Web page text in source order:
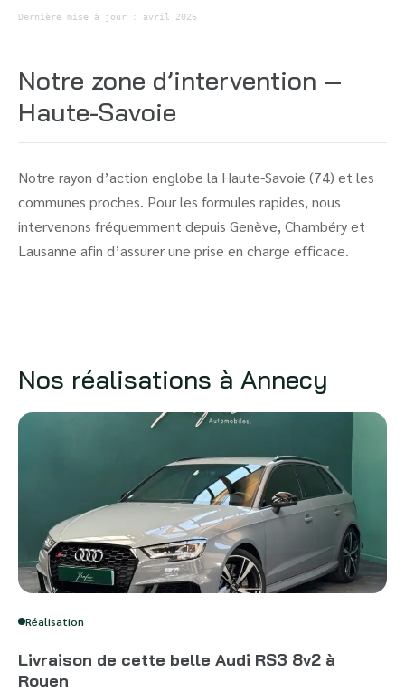
Dernière mise à jour : avril 2026
Notre zone d’intervention —
Haute-Savoie
Notre rayon d’action englobe la Haute-Savoie (74) et les
communes proches. Pour les formules rapides, nous
intervenons fréquemment depuis Genève, Chambéry et
Lausanne afin d’assurer une prise en charge efficace.
Nos réalisations à Annecy
Réalisation
Livraison de cette belle Audi RS3 8v2 à
Rouen